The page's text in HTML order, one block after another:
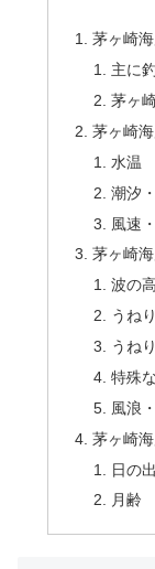
茅ヶ崎
主に
茅ヶ
茅ヶ崎
水温
潮汐
風速
茅ヶ崎
波の
うね
うね
特殊
風浪
茅ヶ崎
日の
月齢